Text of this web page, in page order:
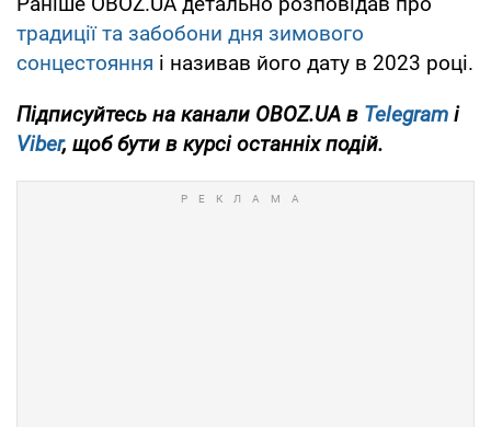
традиції та забобони дня зимового
сонцестояння і називав його дату в 2023 році.
Підписуйтесь на канали OBOZ.UA в Telegram і
Viber, щоб бути в курсі останніх подій.